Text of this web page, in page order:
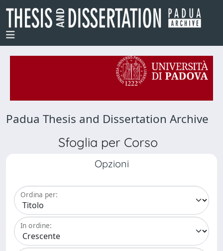
Padua Thesis and Dissertation Archive
Sfoglia per Corso
Opzioni
Ordina per:
In ordine: